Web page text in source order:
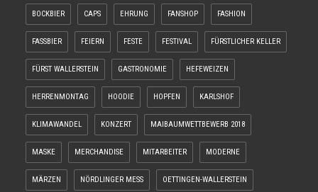
BOCKBIER CAPS EHRUNG FANSHOP FASHION
FASSBIER FEIERN FESTE FESTIVAL FÜRSTLICHER KELLER
FÜRST WALLERSTEIN GASTRONOMIE HEFEWEIZEN
HERRENMONTAG HOODIE HOPFEN KARLSHOF
KLIMAWANDEL KONZERT MAIBAUMWETTBEWERB 2018
MASKE MERCHANDISE MITARBEITER MODERNE
MÄRZEN NÖRDLINGER MESS OETTINGEN-WALLERSTEIN